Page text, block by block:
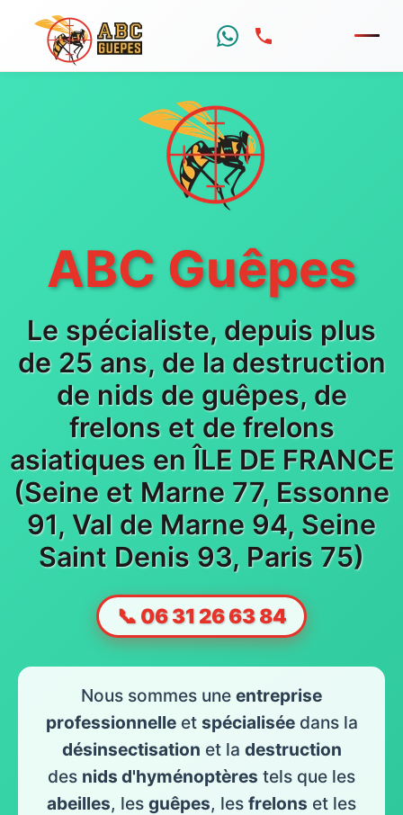
ABC Guêpes
Le spécialiste, depuis plus
de 25 ans, de la destruction
de nids de guêpes, de
frelons et de frelons
asiatiques en ÎLE DE FRANCE
(Seine et Marne 77, Essonne
91, Val de Marne 94, Seine
Saint Denis 93, Paris 75)
📞 06 31 26 63 84
Nous sommes une entreprise
professionnelle et spécialisée dans la
désinsectisation et la destruction
des nids d'hyménoptères tels que les
abeilles, les guêpes, les frelons et les